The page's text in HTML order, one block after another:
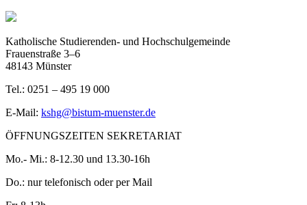
Katholische Studierenden- und Hochschulgemeinde
Frauenstraße 3–6
48143 Münster
Tel.: 0251 – 495 19 000
E-Mail: kshg@bistum-muenster.de
ÖFFNUNGSZEITEN SEKRETARIAT
Mo.- Mi.: 8-12.30 und 13.30-16h
Do.: nur telefonisch oder per Mail